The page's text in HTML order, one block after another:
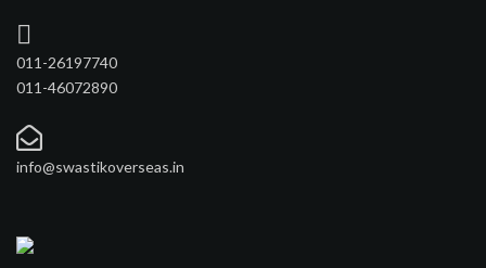
011-26197740
011-46072890
info@swastikoverseas.in